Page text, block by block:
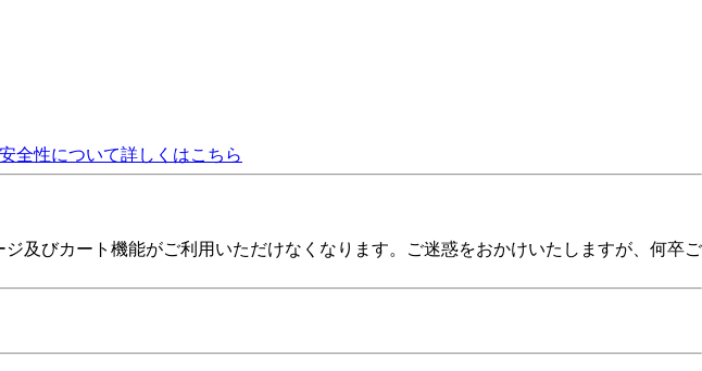
全性について詳しくはこちら
及びカート機能がご利用いただけなくなります。ご迷惑をおかけいたしますが、何卒ご